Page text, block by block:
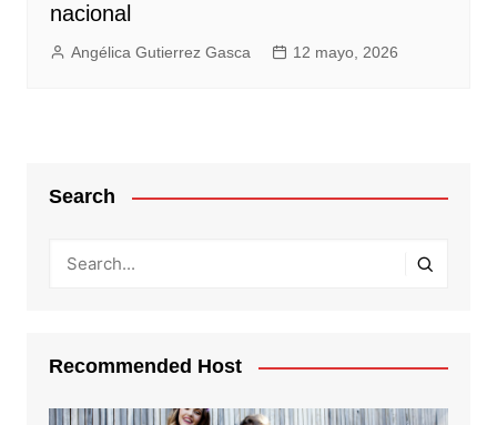
nacional
Angélica Gutierrez Gasca 12 mayo, 2026
Search
Recommended Host